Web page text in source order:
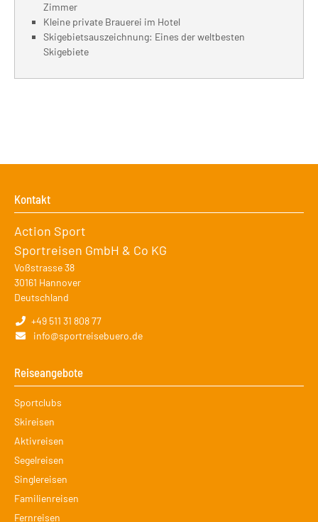
Zimmer
Kleine private Brauerei im Hotel
Skigebietsauszeichnung: Eines der weltbesten
Skigebiete
Kontakt
Action Sport
Sportreisen GmbH & Co KG
Voßstrasse 38
30161 Hannover
Deutschland
+49 511 31 808 77
info@sportreisebuero.de
Reiseangebote
Navigation
überspringen
Sportclubs
Skireisen
Aktivreisen
Segelreisen
Singlereisen
Familienreisen
Fernreisen